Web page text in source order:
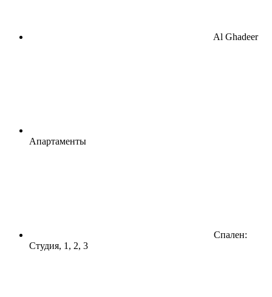
Al Ghadeer
Апартаменты
Спален:
Студия, 1, 2, 3